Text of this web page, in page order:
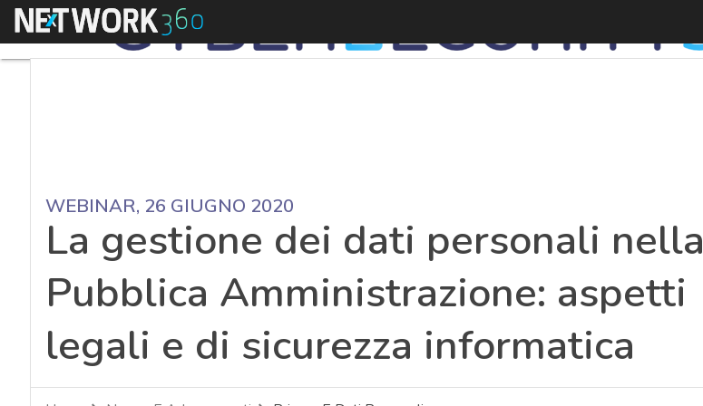
Menu
WEBINAR, 26 GIUGNO 2020
La gestione dei dati personali nella
Pubblica Amministrazione: aspetti
legali e di sicurezza informatica